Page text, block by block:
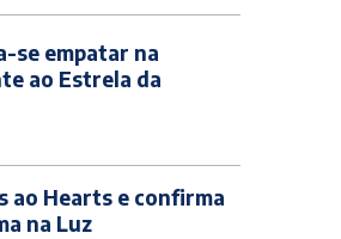
se empatar na
ao Estrela da
ao Hearts e confirma
na Luz